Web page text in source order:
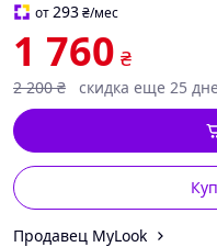
от293₴/мес
1 760 ₴
2 200 ₴ скидка еще 25
Продавец MyLook